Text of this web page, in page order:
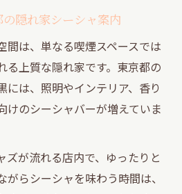
隠れ家シーシャ案内
間は、単なる喫煙スペースでは
る上質な隠れ家です。東京都の
には、照明やインテリア、香り
けのシーシャバーが増えていま
ズが流れる店内で、ゆったりと
らシーシャを味わう時間は、